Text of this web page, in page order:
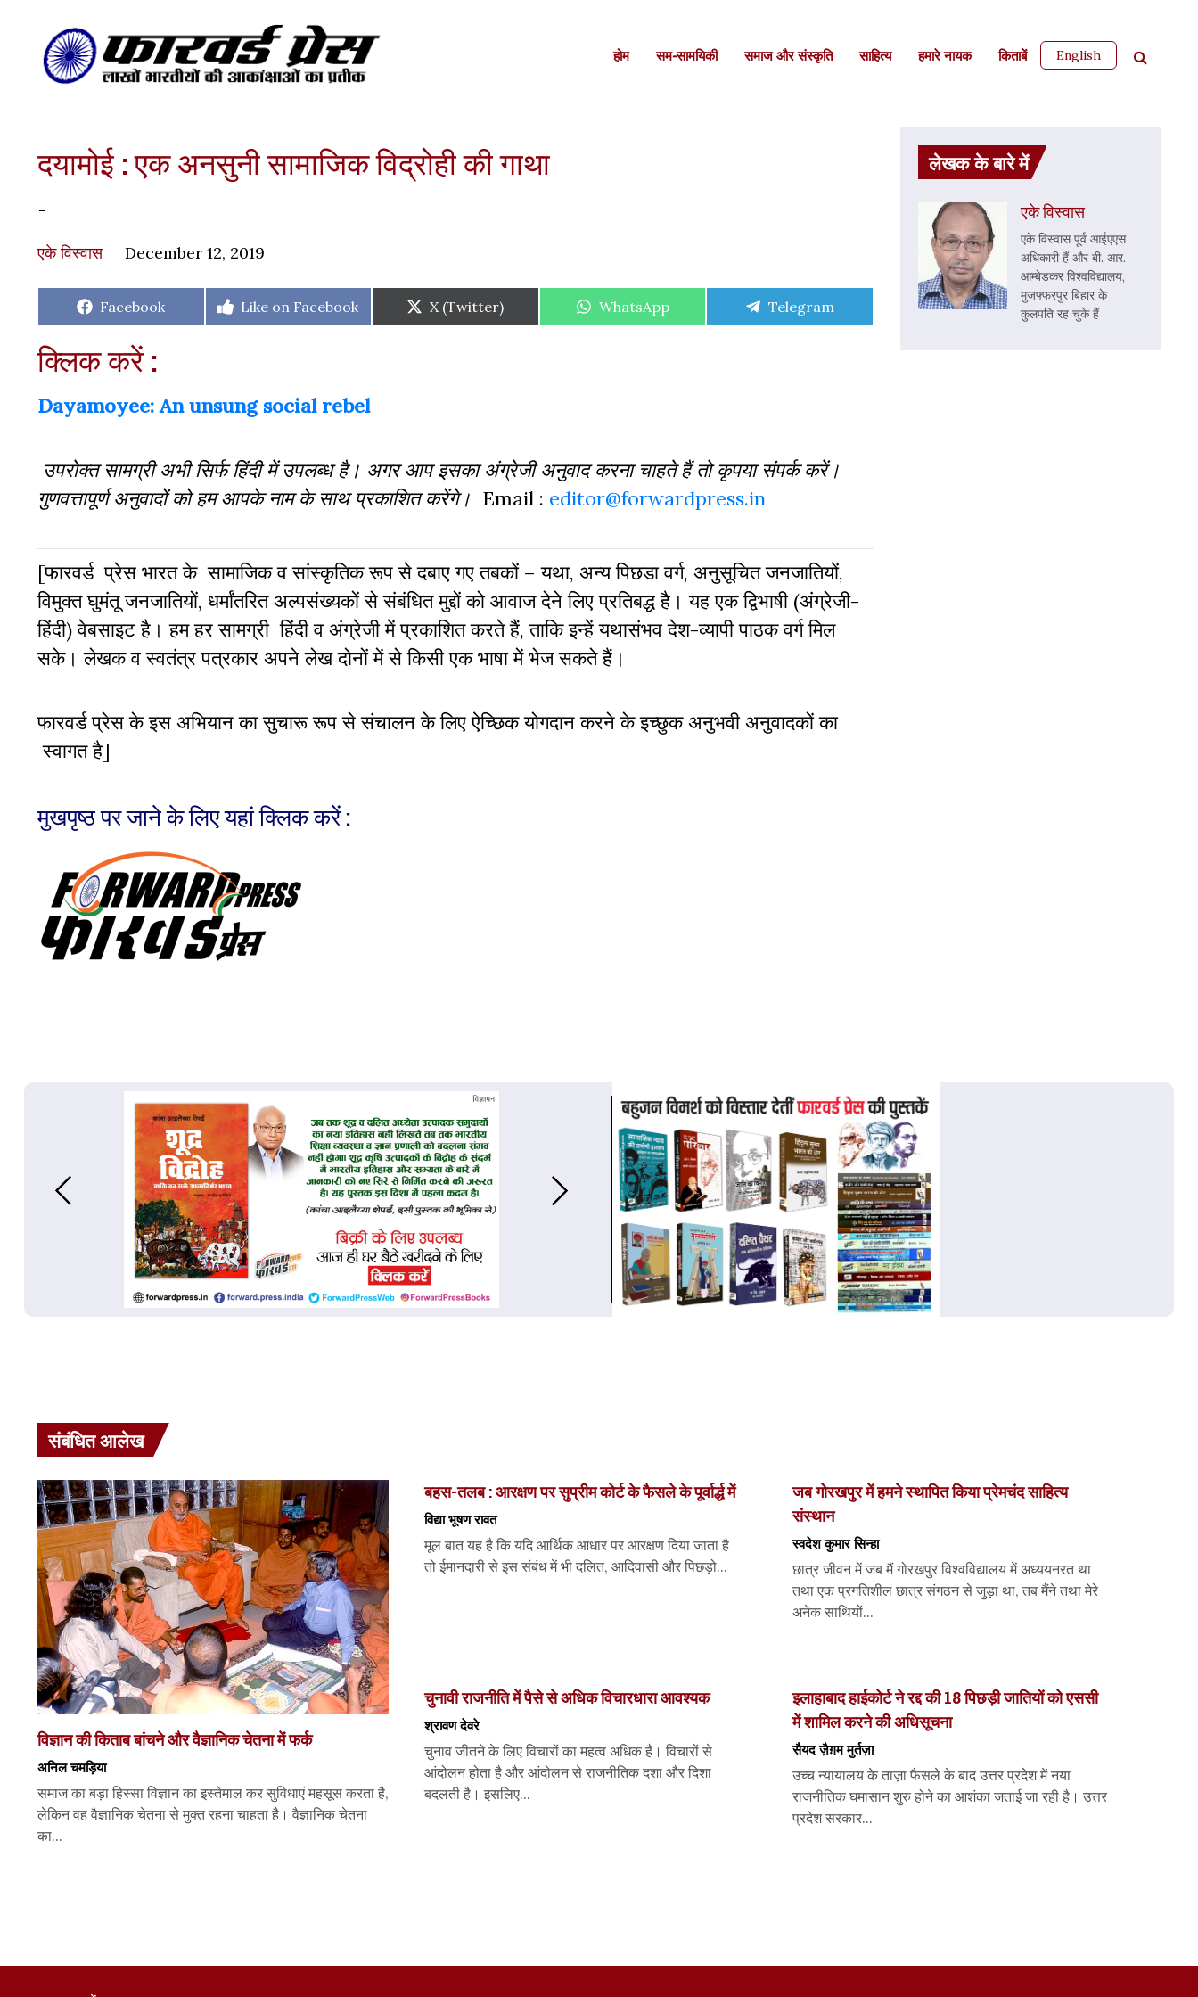
होम सम-सामयिकी समाज और संस्कृति साहित्‍य हमारे नायक किताबें English
दयामोई : एक अनसुनी सामाजिक विद्रोही की गाथा
-
एके विस्वास December 12, 2019
Share
Facebook
Share
Like on Facebook
Share
on
X (Twitter)
Share
WhatsApp
Share
Telegram
क्लिक करें :
Dayamoyee: An unsung social rebel
उपरोक्त सामग्री अभी सिर्फ हिंदी में उपलब्ध है। अगर आप इसका अंग्रेजी अनुवाद करना चाहते हैं तो कृपया संपर्क करें।
गुणवत्तापूर्ण अनुवादों को हम आपके नाम के साथ प्रकाशित करेंगे। Email : editor@forwardpress.in
[फारवर्ड प्रेस भारत के सामाजिक व सांस्कृतिक रूप से दबाए गए तबकों – यथा, अन्य पिछडा वर्ग, अनुसूचित जनजातियों,
विमुक्त घुमंतू जनजातियों, धर्मांतरित अल्पसंख्यकों से संबंधित मुद्दों को आवाज देने लिए प्रतिबद्ध है। यह एक द्विभाषी (अंग्रेजी-
हिंदी) वेबसाइट है। हम हर सामग्री हिंदी व अंग्रेजी में प्रकाशित करते हैं, ताकि इन्हें यथासंभव देश-व्यापी पाठक वर्ग मिल
सके। लेखक व स्वतंत्र पत्रकार अपने लेख दोनों में से किसी एक भाषा में भेज सकते हैं।
फारवर्ड प्रेस के इस अभियान का सुचारू रूप से संचालन के लिए ऐच्छिक योगदान करने के इच्छुक अनुभवी अनुवादकों का
स्वागत है]
मुखपृष्ठ पर जाने के लिए यहां क्लिक करें :
लेखक के बारे में
एके विस्वास
एके विस्वास पूर्व आईएएस
अधिकारी हैं और बी. आर.
आम्बेडकर विश्वविद्यालय,
मुजफ्फरपुर बिहार के
कुलपति रह चुके हैं
संबंधित आलेख
विज्ञान की किताब बांचने और वैज्ञानिक चेतना में फर्क
अनिल चमड़िया
समाज का बड़ा हिस्सा विज्ञान का इस्तेमाल कर सुविधाएं महसूस करता है,
लेकिन वह वैज्ञानिक चेतना से मुक्त रहना चाहता है। वैज्ञानिक चेतना
का...
बहस-तलब : आरक्षण पर सुप्रीम कोर्ट के फैसले के पूर्वार्द्ध में
विद्या भूषण रावत
मूल बात यह है कि यदि आर्थिक आधार पर आरक्षण दिया जाता है
तो ईमानदारी से इस संबंध में भी दलित, आदिवासी और पिछड़ो...
जब गोरखपुर में हमने स्थापित किया प्रेमचंद साहित्य
संस्थान
स्वदेश कुमार सिन्हा
छात्र जीवन में जब मैं गोरखपुर विश्वविद्यालय में अध्ययनरत था
तथा एक प्रगतिशील छात्र संगठन से जुड़ा था, तब मैंने तथा मेरे
अनेक साथियों...
चुनावी राजनीति में पैसे से अधिक विचारधारा आवश्यक
श्रावण देवरे
चुनाव जीतने के लिए विचारों का महत्व अधिक है। विचारों से
आंदोलन होता है और आंदोलन से राजनीतिक दशा और दिशा
बदलती है। इसलिए...
इलाहाबाद हाईकोर्ट ने रद्द की 18 पिछड़ी जातियों को एससी
में शामिल करने की अधिसूचना
सैयद ज़ैग़म मुर्तज़ा
उच्च न्यायालय के ताज़ा फैसले के बाद उत्तर प्रदेश में नया
राजनीतिक घमासान शुरु होने का आशंका जताई जा रही है। उत्तर
प्रदेश सरकार...